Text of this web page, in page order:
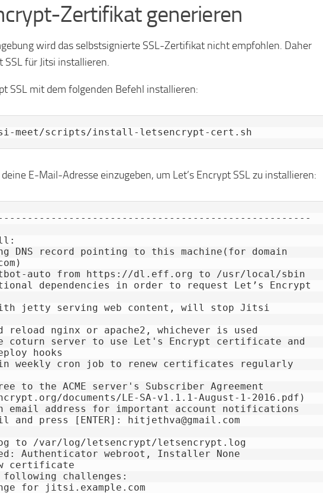
Zertifikat generieren
wird das selbstsignierte SSL-Zertifikat nicht empfohlen. Daher
SSL für Jitsi installieren.
SSL mit dem folgenden Befehl installieren:
meet/scripts/install-letsencrypt-cert.sh
E-Mail-Adresse einzugeben, um Let’s Encrypt SSL zu installieren:
DNS record pointing to this machine(for domain
auto from https://dl.eff.org to /usr/local/sbin
dependencies in order to request Let’s Encrypt
jetty serving web content, will stop Jitsi
reload nginx or apache2, whichever is used
coturn server to use Let's Encrypt certificate and
hooks
in weekly cron job to renew certificates regularly
to the ACME server's Subscriber Agreement
documents/LE-SA-v1.1.1-August-1-2016.pdf)
email address for important account notifications
and press [ENTER]: hitjethva@gmail.com
to /var/log/letsencrypt/letsencrypt.log
Authenticator webroot, Installer None
certificate
following challenges:
for jitsi.example.com